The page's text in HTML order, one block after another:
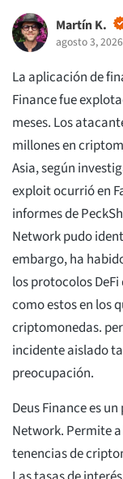
Martín K.
agosto 3,
La aplicación de
Finance fue
meses. Los
millones en
Asia, según
exploit ocurrió en
informes de
Network pudo
embargo, ha
los protocolos
como estos en los
criptomonedas.
incidente aislado
preocupación.
Deus Finance es
Network. Permite
tenencias de